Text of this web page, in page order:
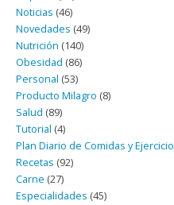
Noticias (46)
Novedades (49)
Nutrición (140)
Obesidad (86)
Personal (53)
Producto Milagro (8)
Salud (89)
Tutorial (4)
Plan Diario de Comidas y Ejercicio
Recetas (92)
Carne (27)
Especialidades (45)